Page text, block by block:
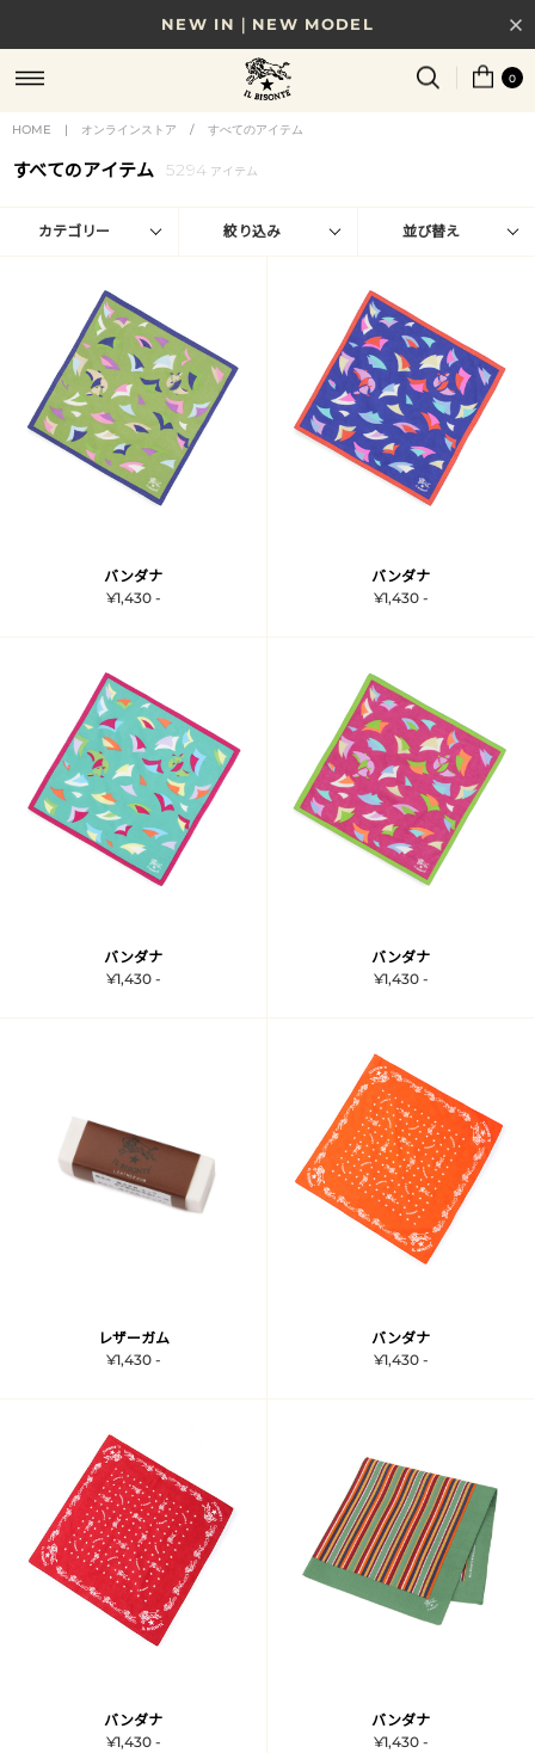
NEW IN｜NEW MODEL
8/17(月)10時まで｜税込11,000円以上で送料無料
贈る相手やシーンから選べる、新しいギフトガイド
NEW IN｜COLOR LEATHER
0
HOME | オンラインストア / すべてのアイテム
すべてのアイテム 5294 アイテム
カテゴリー 絞り込み 並び替え
バンダナ
¥1,430 -
バンダナ
¥1,430 -
バンダナ
¥1,430 -
バンダナ
¥1,430 -
レザーガム
¥1,430 -
バンダナ
¥1,430 -
バンダナ
¥1,430 -
バンダナ
¥1,430 -